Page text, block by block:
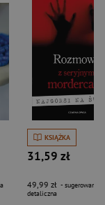
KSIĄŻKA
31,59 zł
49,99 zł - sugerowana
detaliczna